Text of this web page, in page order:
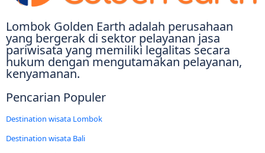
Lombok Golden Earth adalah perusahaan
yang bergerak di sektor pelayanan jasa
pariwisata yang memiliki legalitas secara
hukum dengan mengutamakan pelayanan,
kenyamanan.
Pencarian Populer
Destination wisata Lombok
Destination wisata Bali